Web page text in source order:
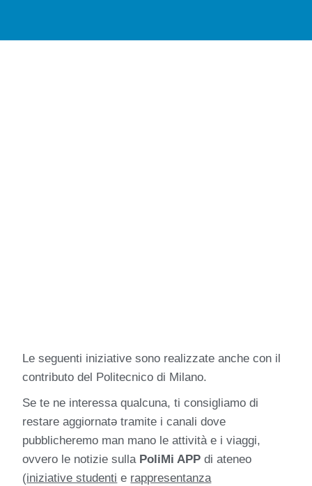
Le seguenti iniziative sono realizzate anche con il
contributo del Politecnico di Milano.
Se te ne interessa qualcuna, ti consigliamo di
restare aggiornatə tramite i canali dove
pubblicheremo man mano le attività e i viaggi,
ovvero le notizie sulla PoliMi APP di ateneo
(iniziative studenti e rappresentanza